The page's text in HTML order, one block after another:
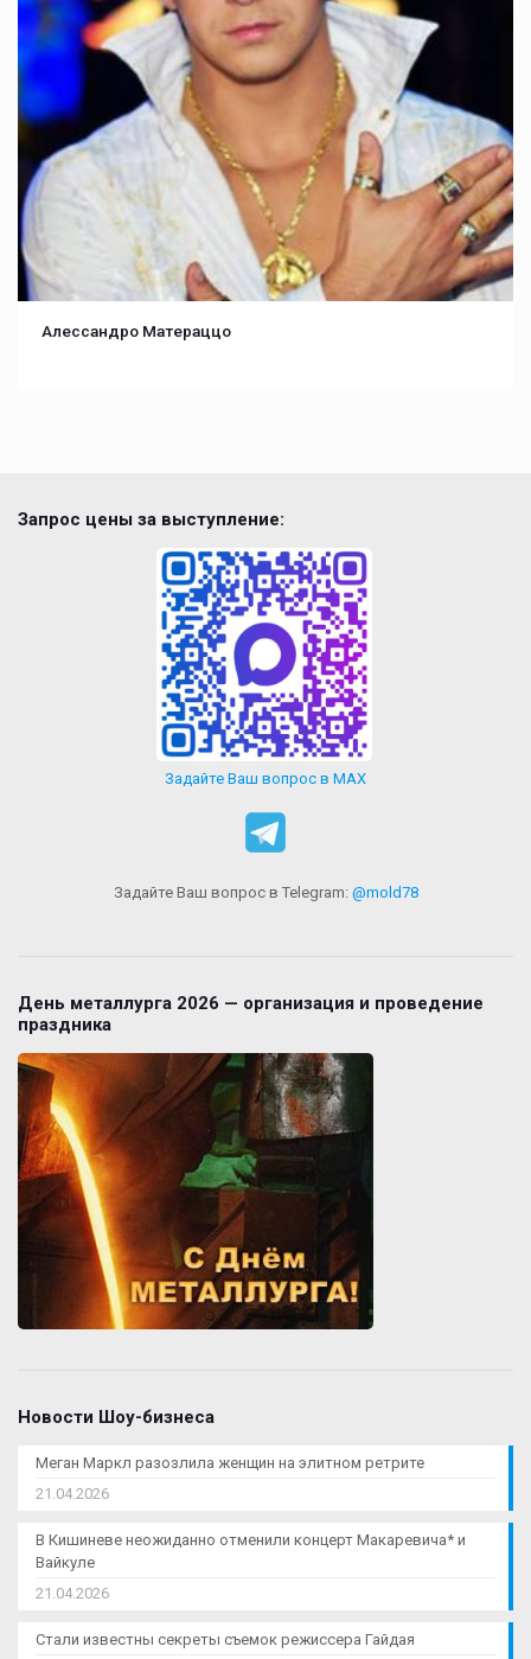
Алессандро Матераццо
Запрос цены за выступление:
Задайте Ваш вопрос в MAX
Задайте Ваш вопрос в Telegram: @mold78
День металлурга 2026 — организация и проведение
праздника
Новости Шоу-бизнеса
Меган Маркл разозлила женщин на элитном ретрите
21.04.2026
В Кишиневе неожиданно отменили концерт Макаревича* и
Вайкуле
21.04.2026
Стали известны секреты съемок режиссера Гайдая